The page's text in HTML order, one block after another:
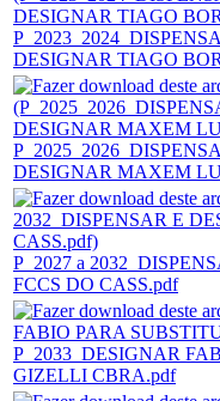
DESIGNAR TIAGO
DESIGNAR MAXEM
P_2027 a
FCCS DO CASS.pdf
P_2033_DESIGNAR
GIZELLI CBRA.pdf